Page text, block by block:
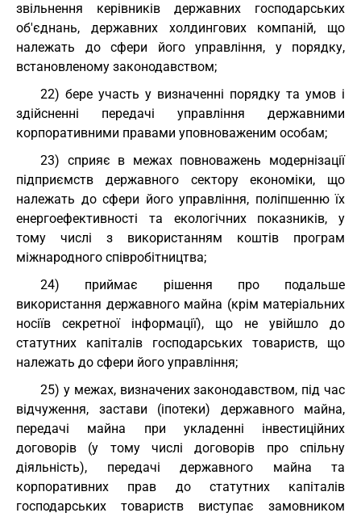
звільнення керівників державних господарських
об'єднань, державних холдингових компаній, що
належать до сфери його управління, у порядку,
встановленому законодавством;
22) бере участь у визначенні порядку та умов і
здійсненні передачі управління державними
корпоративними правами уповноваженим особам;
23) сприяє в межах повноважень модернізації
підприємств державного сектору економіки, що
належать до сфери його управління, поліпшенню їх
енергоефективності та екологічних показників, у
тому числі з використанням коштів програм
міжнародного співробітництва;
24) приймає рішення про подальше
використання державного майна (крім матеріальних
носіїв секретної інформації), що не увійшло до
статутних капіталів господарських товариств, що
належать до сфери його управління;
25) у межах, визначених законодавством, під час
відчуження, застави (іпотеки) державного майна,
передачі майна при укладенні інвестиційних
договорів (у тому числі договорів про спільну
діяльність), передачі державного майна та
корпоративних прав до статутних капіталів
господарських товариств виступає замовником